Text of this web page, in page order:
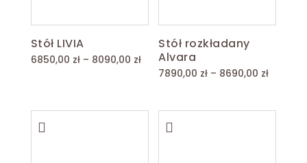
Stół LIVIA
6850,00 zł – 8090,00 złZakres
cen:
6850,00 zł
Stół rozkładany
Alvara
7890,00 zł – 8690,00 złZakres
od